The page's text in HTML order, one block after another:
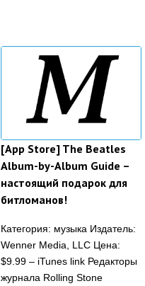
[App Store] The Beatles
Album-by-Album Guide –
настоящий подарок для
битломанов!
Категория: музыка Издатель:
Wenner Media, LLC Цена:
$9.99 – iTunes link Редакторы
журнала Rolling Stone